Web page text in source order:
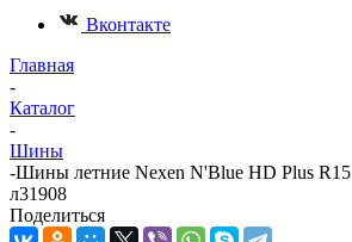
Вконтакте
Главная
-
Каталог
-
Шины
-Шины летние Nexen N'Blue HD Plus
л31908
Поделиться